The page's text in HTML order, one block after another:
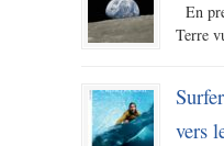
En
Terre
vers